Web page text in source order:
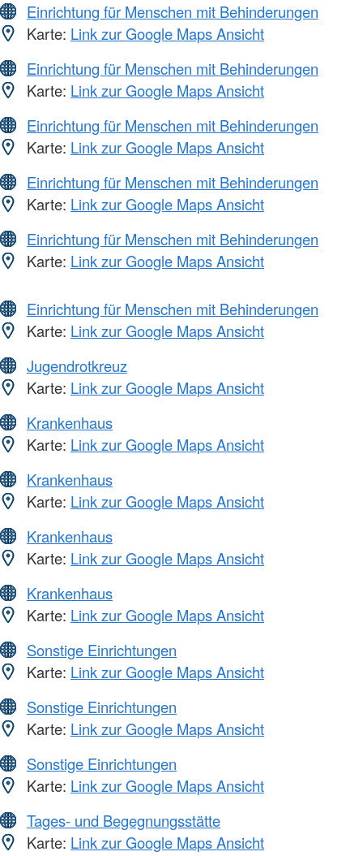
Einrichtung für Menschen mit Behinderungen
Karte: Link zur Google Maps Ansicht
Einrichtung für Menschen mit Behinderungen
Karte: Link zur Google Maps Ansicht
Einrichtung für Menschen mit Behinderungen
Karte: Link zur Google Maps Ansicht
Einrichtung für Menschen mit Behinderungen
Karte: Link zur Google Maps Ansicht
Einrichtung für Menschen mit Behinderungen
Karte: Link zur Google Maps Ansicht
Einrichtung für Menschen mit Behinderungen
Karte: Link zur Google Maps Ansicht
Jugendrotkreuz
Karte: Link zur Google Maps Ansicht
Krankenhaus
Karte: Link zur Google Maps Ansicht
Krankenhaus
Karte: Link zur Google Maps Ansicht
Krankenhaus
Karte: Link zur Google Maps Ansicht
Krankenhaus
Karte: Link zur Google Maps Ansicht
Sonstige Einrichtungen
Karte: Link zur Google Maps Ansicht
Sonstige Einrichtungen
Karte: Link zur Google Maps Ansicht
Sonstige Einrichtungen
Karte: Link zur Google Maps Ansicht
Tages- und Begegnungsstätte
Karte: Link zur Google Maps Ansicht